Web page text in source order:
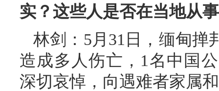
实？这些人是否在当地从
林剑：5月31日，缅甸掸
造成多人伤亡，1名中国
深切哀悼，向遇难者家属